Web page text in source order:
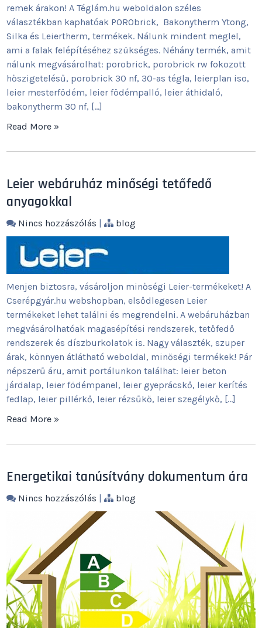
remek árakon! A Téglám.hu weboldalon széles
választékban kaphatóak PORObrick, Bakonytherm Ytong,
Silka és Leiertherm, termékek. Nálunk mindent meglel,
ami a falak felépítéséhez szükséges. Néhány termék, amit
nálunk megvásárolhat: porobrick, porobrick rw fokozott
hőszigetelésű, porobrick 30 nf, 30-as tégla, leierplan iso,
leier mesterfödém, leier födémpalló, leier áthidaló,
bakonytherm 30 nf, […]
Read More »
Leier webáruház minőségi tetőfedő
anyagokkal
Nincs hozzászólás | blog
Menjen biztosra, vásároljon minőségi Leier-termékeket! A
Cserépgyár.hu webshopban, elsődlegesen Leier
termékeket lehet találni és megrendelni. A webáruházban
megvásárolhatóak magasépítési rendszerek, tetőfedő
rendszerek és díszburkolatok is. Nagy választék, szuper
árak, könnyen átlátható weboldal, minőségi termékek! Pár
népszerű áru, amit portálunkon találhat: leier beton
járdalap, leier födémpanel, leier gyeprácskő, leier kerítés
fedlap, leier pillérkő, leier rézsűkő, leier szegélykő, […]
Read More »
Energetikai tanúsítvány dokumentum ára
Nincs hozzászólás | blog